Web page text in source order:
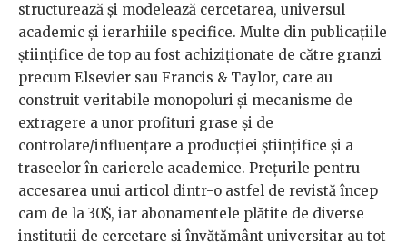
structurează și modelează cercetarea, universul
academic și ierarhiile specifice. Multe din publicațiile
științifice de top au fost achiziționate de către granzi
precum Elsevier sau Francis & Taylor, care au
construit veritabile monopoluri și mecanisme de
extragere a unor profituri grase și de
controlare/influențare a producției științifice și a
traseelor în carierele academice. Prețurile pentru
accesarea unui articol dintr-o astfel de revistă încep
cam de la 30$, iar abonamentele plătite de diverse
instituții de cercetare și învățământ universitar au tot